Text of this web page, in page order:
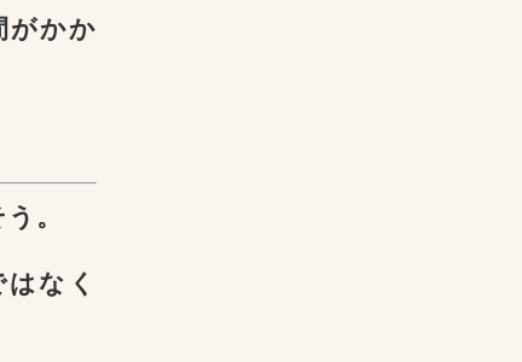
がかか
。
なく